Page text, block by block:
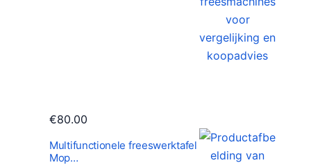
€80.00
Multifunctionele freeswerktafel
Mop…